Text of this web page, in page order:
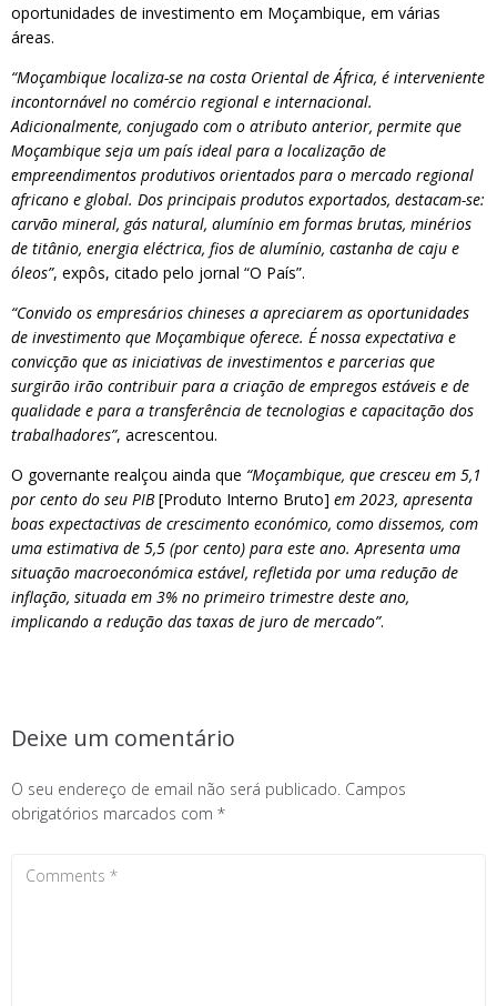
oportunidades de investimento em Moçambique, em várias
áreas.
“Moçambique localiza-se na costa Oriental de África, é interveniente
incontornável no comércio regional e internacional.
Adicionalmente, conjugado com o atributo anterior, permite que
Moçambique seja um país ideal para a localização de
empreendimentos produtivos orientados para o mercado regional
africano e global. Dos principais produtos exportados, destacam-se:
carvão mineral, gás natural, alumínio em formas brutas, minérios
de titânio, energia eléctrica, fios de alumínio, castanha de caju e
óleos”, expôs, citado pelo jornal “O País”.
“Convido os empresários chineses a apreciarem as oportunidades
de investimento que Moçambique oferece. É nossa expectativa e
convicção que as iniciativas de investimentos e parcerias que
surgirão irão contribuir para a criação de empregos estáveis e de
qualidade e para a transferência de tecnologias e capacitação dos
trabalhadores”, acrescentou.
O governante realçou ainda que “Moçambique, que cresceu em 5,1
por cento do seu PIB[Produto Interno Bruto] em 2023, apresenta
boas expectactivas de crescimento económico, como dissemos, com
uma estimativa de 5,5 (por cento) para este ano. Apresenta uma
situação macroeconómica estável, refletida por uma redução de
inflação, situada em 3% no primeiro trimestre deste ano,
implicando a redução das taxas de juro de mercado”.
Deixe um comentário
O seu endereço de email não será publicado. Campos
obrigatórios marcados com *